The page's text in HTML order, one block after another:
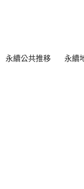
永續公共推移 永續